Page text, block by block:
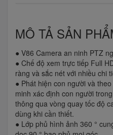
MÔ TẢ SẢN
● V86 Camera an ninh PTZ
● Chế độ xem trực tiếp Full
ràng và sắc nét với nhiều chi
● Phát hiện con người và
minh xác định con người
thông qua vòng quay tốc độ
dùng khi cần thiết.
● Lớp phủ hình ảnh 360 °